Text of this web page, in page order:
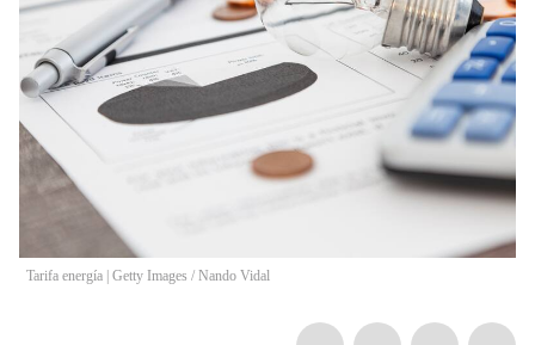
Tarifa energía | Getty Images / Nando Vidal